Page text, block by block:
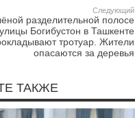
Следующий
разделительной полосе
улицы Богибустон в Ташкенте
тротуар. Жители
опасаются за деревья
ТАКЖЕ